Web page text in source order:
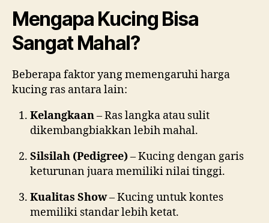
Mengapa Kucing Bisa
Sangat Mahal?
Beberapa faktor yang memengaruhi harga
kucing ras antara lain:
Kelangkaan– Ras langka atau sulit
dikembangbiakkan lebih mahal.
Silsilah (Pedigree)– Kucing dengan garis
keturunan juara memiliki nilai tinggi.
Kualitas Show– Kucing untuk kontes
memiliki standar lebih ketat.